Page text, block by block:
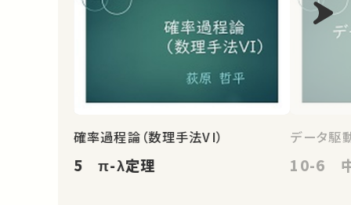
確率過程論（数理手法VI）
5 π-λ定理
データ駆
10-6